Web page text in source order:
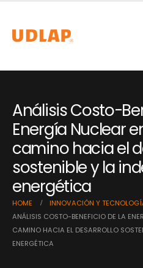
Análisis Costo-
Energía Nuclear
camino hacia el
sostenible y la
energética
HOME
INNOVACIÓN Y
ANÁLISIS COSTO-BENEFICIO DE LA
CAMINO HACIA EL DESARROLLO
ENERGÉTICA